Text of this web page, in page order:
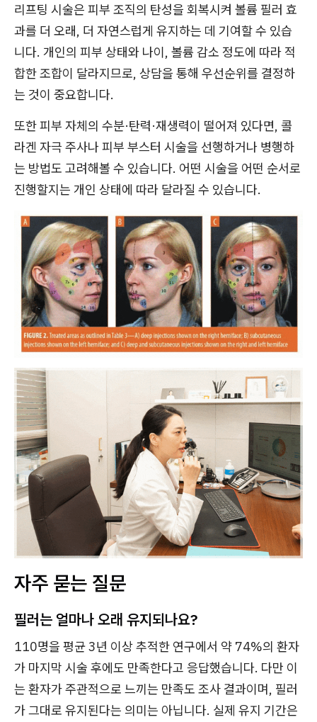
리프팅 시술은 피부 조직의 탄성을 회복시켜 볼륨 필러 효
과를 더 오래, 더 자연스럽게 유지하는 데 기여할 수 있습
니다. 개인의 피부 상태와 나이, 볼륨 감소 정도에 따라 적
합한 조합이 달라지므로, 상담을 통해 우선순위를 결정하
는 것이 중요합니다.
또한 피부 자체의 수분·탄력·재생력이 떨어져 있다면, 콜
라겐 자극 주사나 피부 부스터 시술을 선행하거나 병행하
는 방법도 고려해볼 수 있습니다. 어떤 시술을 어떤 순서로
진행할지는 개인 상태에 따라 달라질 수 있습니다.
자주 묻는 질문
필러는 얼마나 오래 유지되나요?
110명을 평균 3년 이상 추적한 연구에서 약 74%의 환자
가 마지막 시술 후에도 만족한다고 응답했습니다. 다만 이
는 환자가 주관적으로 느끼는 만족도 조사 결과이며, 필러
가 그대로 유지된다는 의미는 아닙니다. 실제 유지 기간은